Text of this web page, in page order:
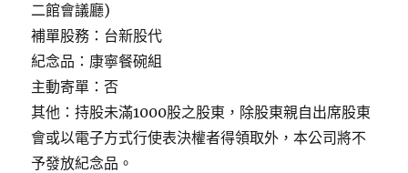
二館會議廳)
補單股務：台新股代
紀念品：康寧餐碗組
主動寄單：否
其他：持股未滿1000股之股東，除股東親自出席股東
會或以電子方式行使表決權者得領取外，本公司將不
予發放紀念品。